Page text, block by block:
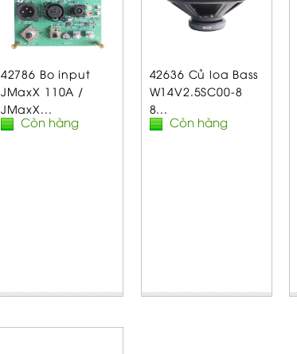
42786 Bo input
JMaxX 110A /
JMaxX...
Còn hàng
42636 Củ loa Bass
W14V2.5SC00-8
8...
Còn hàng